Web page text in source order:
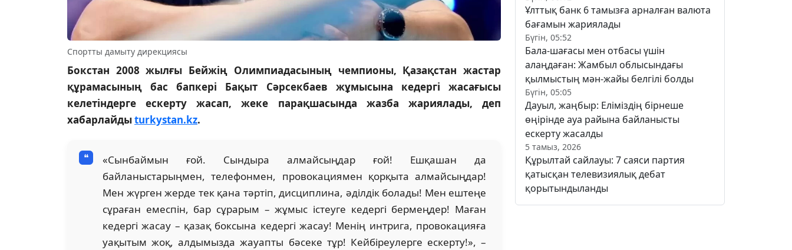
Спортты дамыту дирекциясы
Бокстан 2008 жылғы Бейжің Олимпиадасының чемпионы, Қазақстан жастар
құрамасының бас бапкері Бақыт Сәрсекбаев жұмысына кедергі жасағысы
келетіндерге ескерту жасап, жеке парақшасында жазба жариялады, деп
хабарлайдыturkystan.kz.
«Сынбаймын ғой. Сындыра алмайсыңдар ғой! Ешқашан да
байланыстарыңмен, телефонмен, провокациямен қорқыта алмайсыңдар!
Мен жүрген жерде тек қана тәртіп, дисциплина, әділдік болады! Мен ештеңе
сұраған емеспін, бар сұрарым – жұмыс істеуге кедергі бермеңдер! Маған
кедергі жасау – қазақ боксына кедергі жасау! Менің интрига, провокацияға
уақытым жоқ, алдымызда жауапты бәсеке тұр! Кейбіреулерге ескерту!», –
Ұлттық банк 6 тамызға арналған валюта
бағамын жариялады
Бүгін, 05:52
Бала-шағасы мен отбасы үшін
алаңдаған: Жамбыл облысындағы
қылмыстың мән-жайы белгілі болды
Бүгін, 05:05
Дауыл, жаңбыр: Еліміздің бірнеше
өңірінде ауа райына байланысты
ескерту жасалды
5 тамыз, 2026
Құрылтай сайлауы: 7 саяси партия
қатысқан телевизиялық дебат
қорытындыланды